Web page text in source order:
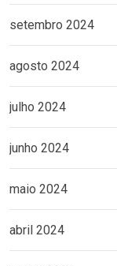
setembro 2024
agosto 2024
julho 2024
junho 2024
maio 2024
abril 2024